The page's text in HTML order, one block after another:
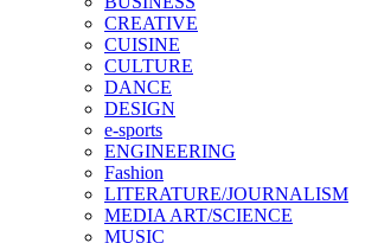
CREATIVE
CUISINE
CULTURE
DANCE
DESIGN
e-sports
ENGINEERING
Fashion
LITERATURE/JOURNALISM
MEDIA ART/SCIENCE
MUSIC